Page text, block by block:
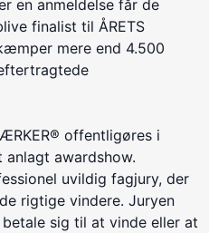
en anmeldelse får de
finalist til ÅRETS
mere end 4.500
offentligøres i
awardshow.
uvildig fagjury, der
rigtige vindere. Juryen
sig til at vinde eller at